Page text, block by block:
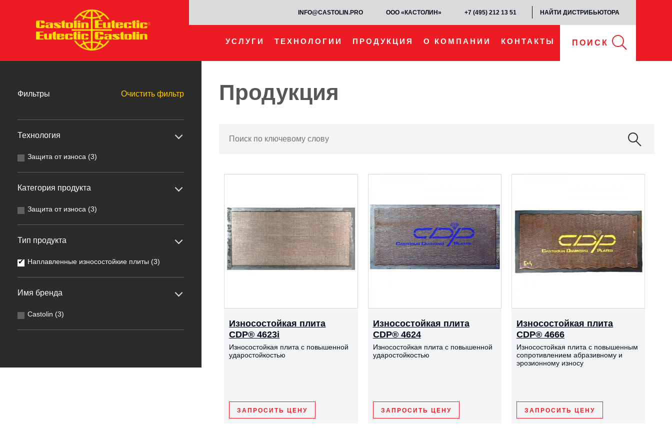
НАЙТИ ДИСТРИБЬЮТОРА
+7 (495) 212 13 51​
ООО «КАСТОЛИН»
INFO@CASTOLIN.PRO
ПОИСК
КОНТАКТЫ
О КОМПАНИИ
ПРОДУКЦИЯ
ТЕХНОЛОГИИ
УСЛУГИ
Фильтры Очистить фильтр
Технология
Защита от износа (3)
Категория продукта
Защита от износа (3)
Тип продукта
Наплавленные износостойкие плиты (3)
Имя бренда
Castolin (3)
Продукция
Износостойкая плита
CDP® 4623i
Износостойкая плита с повышенной
ударостойкостью
ЗАПРОСИТЬ ЦЕНУ
Износостойкая плита
CDP® 4624
Износостойкая плита с повышенной
ударостойкостью
ЗАПРОСИТЬ ЦЕНУ
Износостойкая плита
CDP® 4666
Износостойкая плита с повышенным
сопротивлением абразивному и
эрозионному износу
ЗАПРОСИТЬ ЦЕНУ